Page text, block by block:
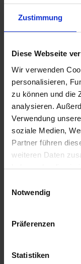
Zustimmung
Diese Webseite
Wir verwenden
personalisieren,
zu können und die
analysieren.
Verwendung
soziale Medien,
Partner führen
weiteren Daten
haben oder die sie
Notwendig
Präferenzen
Statistiken
30.07.2026
Wertheim
11.30 Uhr
31.07.2026
13.00 Uhr
01.08.2026
08.30 Uhr
16.00 Uhr
02.08.2026
Straßburg
07.00 Uhr
03.08.2026